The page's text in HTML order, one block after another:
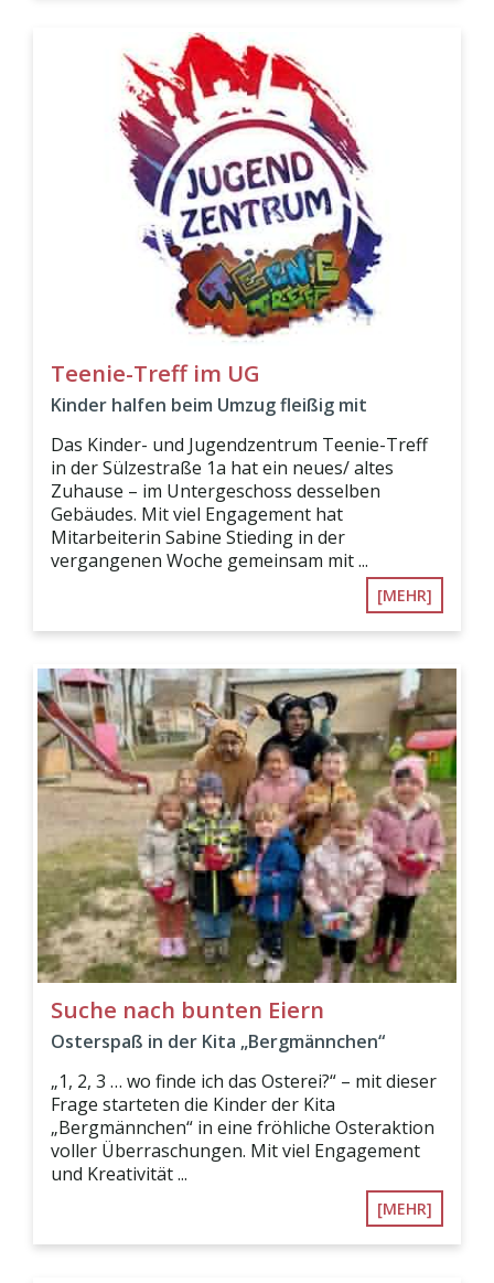
Teenie-Treff im UG
Kinder halfen beim Umzug fleißig mit
Das Kinder- und Jugendzentrum Teenie-Treff
in der Sülzestraße 1a hat ein neues/ altes
Zuhause – im Untergeschoss desselben
Gebäudes. Mit viel Engagement hat
Mitarbeiterin Sabine Stieding in der
vergangenen Woche gemeinsam mit ...
[MEHR]
Suche nach bunten Eiern
Osterspaß in der Kita „Bergmännchen“
„1, 2, 3 … wo finde ich das Osterei?“ – mit dieser
Frage starteten die Kinder der Kita
„Bergmännchen“ in eine fröhliche Osteraktion
voller Überraschungen. Mit viel Engagement
und Kreativität ...
[MEHR]